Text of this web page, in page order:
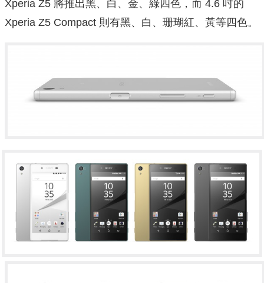
Xperia Z5 將推出黑、白、金、綠四色，而 4.6 吋的
Xperia Z5 Compact 則有黑、白、珊瑚紅、黃等四色。